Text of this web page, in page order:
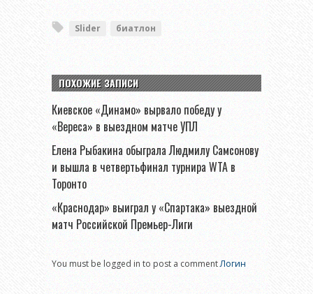
Slider биатлон
ПОХОЖИЕ ЗАПИСИ
Киевское «Динамо» вырвало победу у
«Вереса» в выездном матче УПЛ
Елена Рыбакина обыграла Людмилу Самсонову
и вышла в четвертьфинал турнира WTA в
Торонто
«Краснодар» выиграл у «Спартака» выездной
матч Российской Премьер-Лиги
You must be logged in to post a commentЛогин